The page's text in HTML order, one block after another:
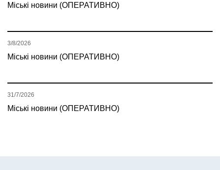
Міські новини (ОПЕРАТИВНО)
Міські новини (ОПЕРАТИВНО)
3/8/2026
Міські новини (ОПЕРАТИВНО)
31/7/2026